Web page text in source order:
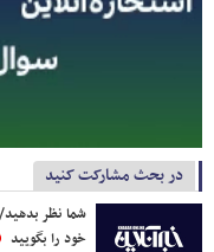
در بحث مشارکت کنید
شما نظر بدهید/
خود را بگویید